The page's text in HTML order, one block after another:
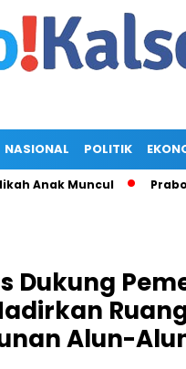
NASIONAL POLITIK
Muncul Prabowo
Dukung
Alun-